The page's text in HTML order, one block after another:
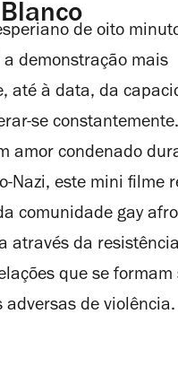
de oito
a demonstração mais
até à data, da
se
amor condenado
Nazi, este mini filme
comunidade gay
através da
que se formam
adversas de